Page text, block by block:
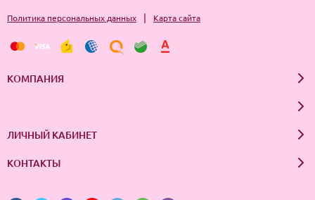
Политика персональных данных | Карта сайта
КОМПАНИЯ
ЛИЧНЫЙ КАБИНЕТ
КОНТАКТЫ